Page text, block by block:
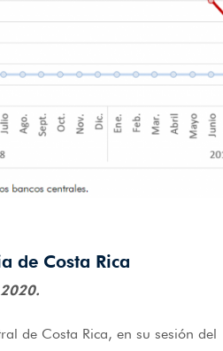
de Costa Rica
de Costa Rica, en su sesión